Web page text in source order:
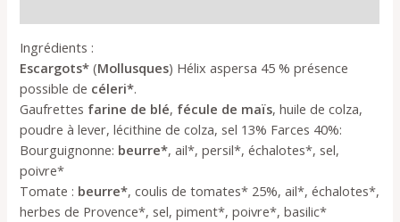
Ingrédients :
Escargots* (Mollusques) Hélix aspersa 45 % présence
possible de céleri*.
Gaufrettes farine de blé, fécule de maïs, huile de colza,
poudre à lever, lécithine de colza, sel 13% Farces 40%:
Bourguignonne: beurre*, ail*, persil*, échalotes*, sel,
poivre*
Tomate : beurre*, coulis de tomates* 25%, ail*, échalotes*,
herbes de Provence*, sel, piment*, poivre*, basilic*